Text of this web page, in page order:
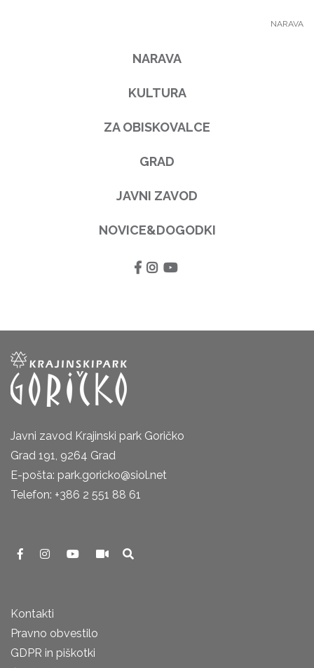
NARAVA
NARAVA
KULTURA
ZA OBISKOVALCE
GRAD
JAVNI ZAVOD
NOVICE&DOGODKI
Javni zavod Krajinski park Goričko
Grad 191, 9264 Grad
E-pošta: park.goricko@siol.net
Telefon: +386 2 551 88 61
Kontakti
Pravno obvestilo
GDPR in piškotki